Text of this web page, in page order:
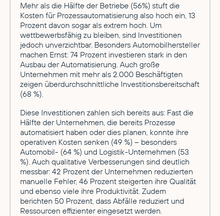
Mehr als die Hälfte der Betriebe (56%) stuft die
Kosten für Prozessautomatisierung also hoch ein, 13
Prozent davon sogar als extrem hoch. Um
wettbewerbsfähig zu bleiben, sind Investitionen
jedoch unverzichtbar. Besonders Automobilhersteller
machen Ernst: 74 Prozent investieren stark in den
Ausbau der Automatisierung. Auch große
Unternehmen mit mehr als 2.000 Beschäftigten
zeigen überdurchschnittliche Investitionsbereitschaft
(68 %).
Diese Investitionen zahlen sich bereits aus: Fast die
Hälfte der Unternehmen, die bereits Prozesse
automatisiert haben oder dies planen, konnte ihre
operativen Kosten senken (49 %) – besonders
Automobil- (64 %) und Logistik-Unternehmen (53
%). Auch qualitative Verbesserungen sind deutlich
messbar: 42 Prozent der Unternehmen reduzierten
manuelle Fehler, 46 Prozent steigerten ihre Qualität
und ebenso viele ihre Produktivität. Zudem
berichten 50 Prozent, dass Abfälle reduziert und
Ressourcen effizienter eingesetzt werden.